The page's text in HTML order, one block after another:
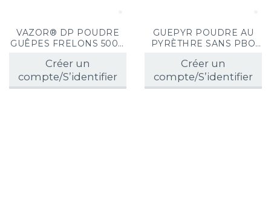
VAZOR® DP POUDRE
GUÊPES FRELONS 500G
AU GRAND PUBLIC
Créer un
compte/S’identifier
GUEPYR POUDRE AU
PYRÈTHRE SANS PBO
SEAU DE 10 KG
Créer un
compte/S’identifier